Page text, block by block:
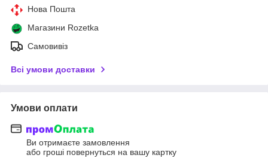
Нова Пошта
Магазини Rozetka
Самовивіз
Всі умови доставки
Умови оплати
Ви отримаєте замовлення
або гроші повернуться на вашу картку